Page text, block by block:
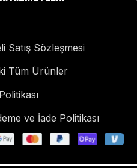
Satış Sözleşmesi
Tüm Ürünler
ve İade Politikası